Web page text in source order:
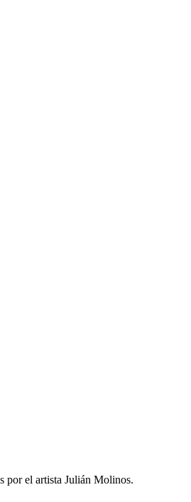
por el artista Julián Molinos.